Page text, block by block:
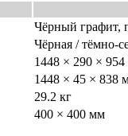
Чёрный графит,
Чёрная / тёмно-
1448 × 290 ×
1448 × 45 × 838
29.2 кг
400 × 400 мм